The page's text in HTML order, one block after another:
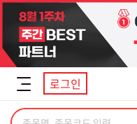
로그인